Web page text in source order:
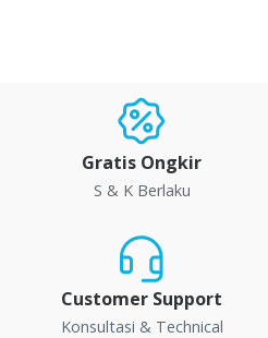
Gratis Ongkir
S & K Berlaku
Customer Support
Konsultasi & Technical